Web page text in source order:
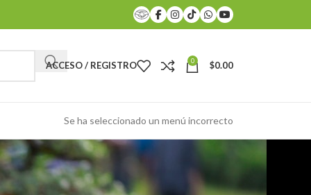
ACCESO / REGISTRO 0 $0.00
Se ha seleccionado un menú incorrecto